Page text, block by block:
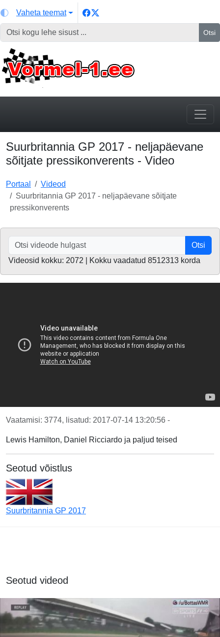
Vaheta teemat
Otsi
Suurbritannia GP 2017 - neljapäevane
sõitjate pressikonverents - Video
Portaal
Videod
Suurbritannia GP 2017 - neljapäevane sõitjate
pressikonverents
Otsi
Videosid kokku: 2072 | Kokku vaadatud 8512313 korda
Vaatamisi: 3774, lisatud: 2017-07-14 13:20:56 -
Lewis Hamilton, Daniel Ricciardo ja paljud teised
Seotud võistlus
Suurbritannia GP 2017
Seotud videod